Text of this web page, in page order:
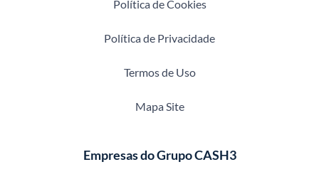
Política de Cookies
Política de Privacidade
Termos de Uso
Mapa Site
Empresas do Grupo CASH3